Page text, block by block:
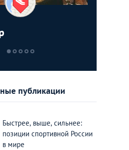
публикации
Быстрее, выше, сильнее:
позиции спортивной России
в мире